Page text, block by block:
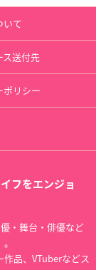
いて
ス送付先
ポリシー
フをエンジョ
・舞台・俳優など
品、VTuberなどス